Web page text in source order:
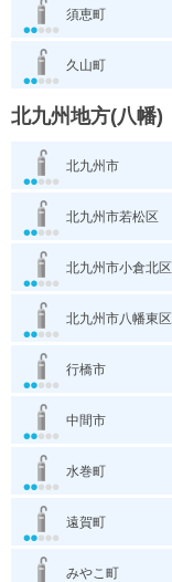
須恵町
久山町
北九州地方(八幡)
北九州市
北九州市若松区
北九州市小倉北区
北九州市八幡東区
行橋市
中間市
水巻町
遠賀町
みやこ町